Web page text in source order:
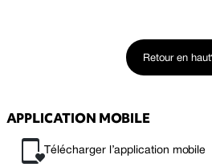
Retour en haut
APPLICATION MOBILE
Télécharger l’application mobile